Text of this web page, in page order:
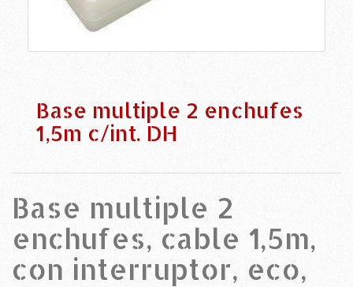
Base multiple 2 enchufes
1,5m c/int. DH
Base multiple 2
enchufes, cable 1,5m,
con interruptor, eco,